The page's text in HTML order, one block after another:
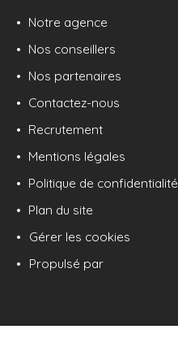
Notre agence
Nos conseillers
Nos partenaires
Contactez-nous
Recrutement
Mentions légales
Politique de confidentialité
Plan du site
Gérer les cookies
Propulsé par